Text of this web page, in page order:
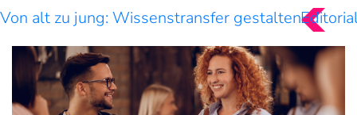
Von alt zu jung: Wissenstransfer gestalten